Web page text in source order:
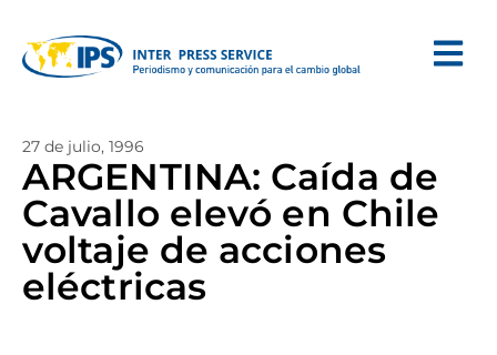
27 de julio, 1996
ARGENTINA: Caída de
Cavallo elevó en Chile
voltaje de acciones
eléctricas